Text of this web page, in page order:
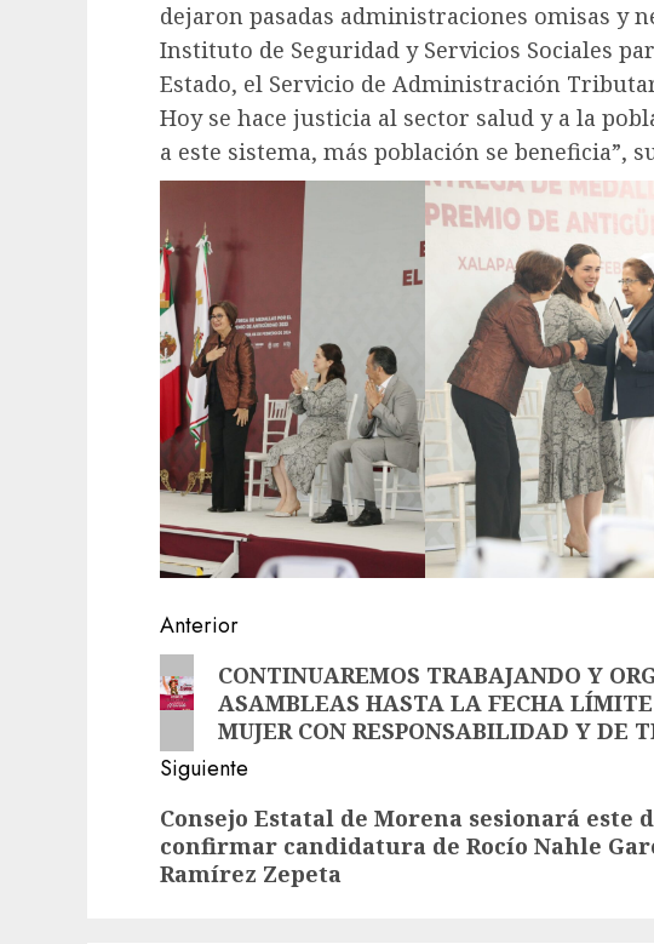
dejaron pasadas administraciones omisas y
Instituto de Seguridad y Servicios Sociales
Estado, el Servicio de Administración
Hoy se hace justicia al sector salud y a la
a este sistema, más población se beneficia”,
Navegación
de
entradas
Anterior
Entrada
anterior:
CONTINUAREMOS TRABAJANDO Y
ASAMBLEAS HASTA LA FECHA
MUJER CON RESPONSABILIDAD Y DE
Siguiente
Siguiente
entrada:
Consejo Estatal de Morena sesionará este
confirmar candidatura de Rocío Nahle
Ramírez Zepeta